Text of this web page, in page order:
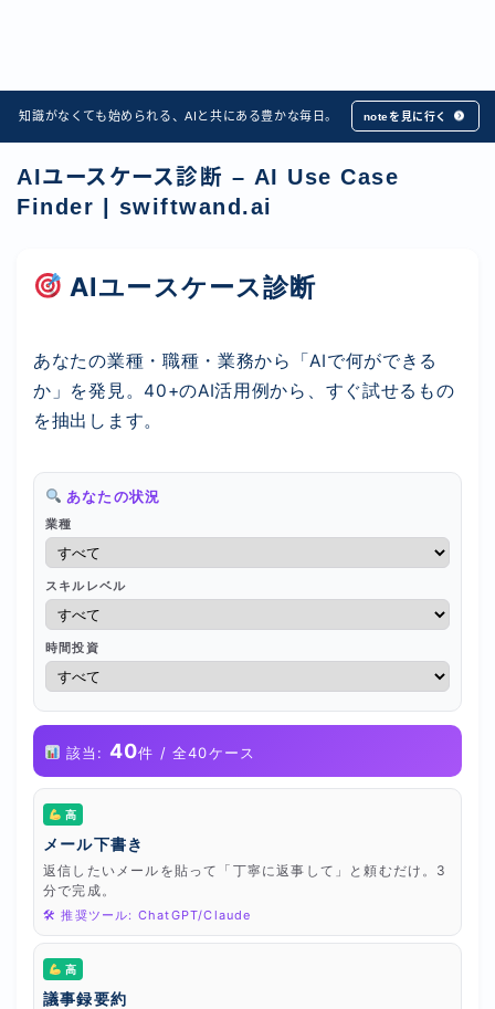
知識がなくても始められる、AIと共にある豊かな毎日。 noteを見に行く
AIユースケース診断 – AI Use Case
Finder | swiftwand.ai
AIユースケース診断
あなたの業種・職種・業務から「AIで何ができる
か」を発見。40+のAI活用例から、すぐ試せるもの
を抽出します。
あなたの状況
業種
スキルレベル
時間投資
該当: 40件 / 全40ケース
高
メール下書き
返信したいメールを貼って「丁寧に返事して」と頼むだけ。3
分で完成。
🛠 推奨ツール: ChatGPT/Claude
高
議事録要約